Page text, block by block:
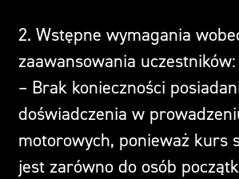
2. Wstępne wymagania
zaawansowania uczestników:
– Brak konieczności
doświadczenia w
motorowych, ponieważ kurs
jest zarówno do osób